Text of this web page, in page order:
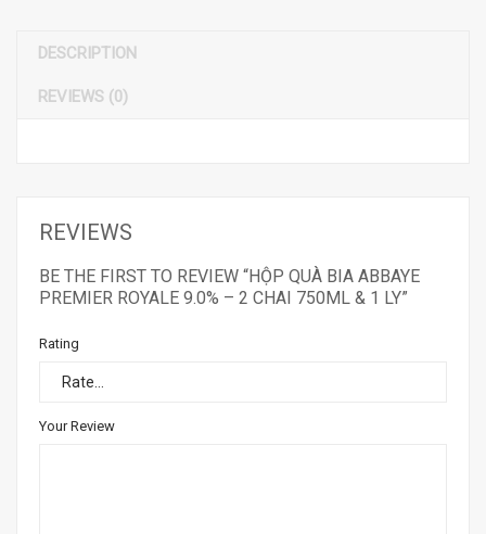
DESCRIPTION
REVIEWS (0)
REVIEWS
BE THE FIRST TO REVIEW “HỘP QUÀ BIA ABBAYE
PREMIER ROYALE 9.0% – 2 CHAI 750ML & 1 LY”
Rating
Your Review